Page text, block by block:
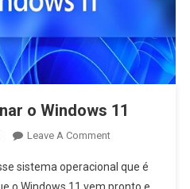
o Windows 11
Leave A CommentOn
Dicas
sistema operacional que é